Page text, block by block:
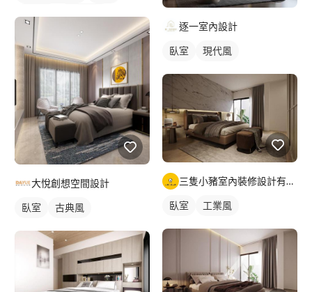
日式風
燈光設計
大悅創想空間設計
臥室 古典風
逐一室內設計
臥室 現代風
三隻小豬室內裝修設計有限公司
臥室 工業風